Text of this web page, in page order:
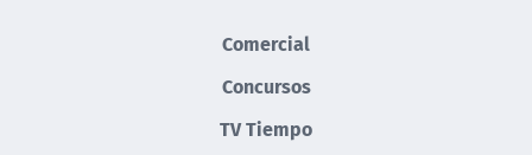
Comercial
Concursos
TV Tiempo